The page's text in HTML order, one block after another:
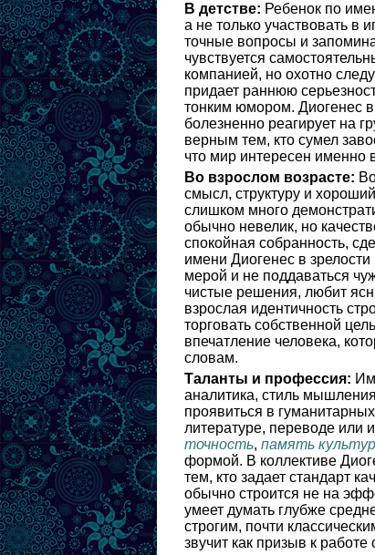
В детстве: Ребенок по
а не только участвовать в
точные вопросы и
чувствуется
компанией, но охотно
придает раннюю
тонким юмором. Диогенес в
болезненно реагирует на
верным тем, кто сумел
что мир интересен
Во взрослом возрасте:
смысл, структуру и
слишком много
обычно невелик, но
спокойная собранность,
имени Диогенес в зрелости
мерой и не поддаваться
чистые решения, любит
взрослая идентичность
торговать собственной
впечатление человека,
словам.
Таланты и профессия:
аналитика, стиль
проявиться в
литературе, переводе или
точность, память
формой. В коллективе
тем, кто задает стандарт
обычно строится не на
умеет думать глубже
строгим, почти
звучит как призыв к